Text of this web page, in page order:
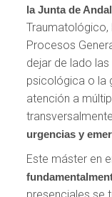
la Junta de
Traumatológico,
Procesos
dejar de lado
psicológica o la
atención a
urgencias y
Este máster en